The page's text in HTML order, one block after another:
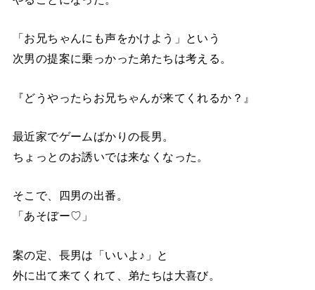
「お兄ちゃんにも声をかけよう」という
次男の提案に乗っかった弟たちは考える。
『どうやったらお兄ちゃんが来てくれるか？』
最近家でゲームばかりの長男。
ちょっとのお誘いでは来なくなった。
そこで、四男の出番。
「あそぼー♡」
案の定、長男は「いいよ♪」と
外に出て来てくれて、弟たちは大喜び。